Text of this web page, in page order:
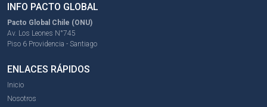
INFO PACTO GLOBAL
Pacto Global Chile (ONU)
Av. Los Leones N°745
Piso 6 Providencia - Santiago
ENLACES RÁPIDOS
Inicio
Nosotros